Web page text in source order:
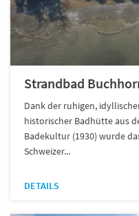
Strandbad
Dank der ruhigen,
historischer Badhütte aus
Badekultur (1930) wurde
Schweizer...
DETAILS